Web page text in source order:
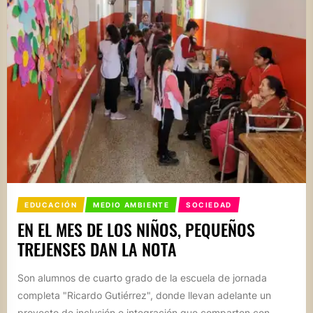
EDUCACIÓN MEDIO AMBIENTE SOCIEDAD
EN EL MES DE LOS NIÑOS, PEQUEÑOS
TREJENSES DAN LA NOTA
Son alumnos de cuarto grado de la escuela de jornada
completa "Ricardo Gutiérrez", donde llevan adelante un